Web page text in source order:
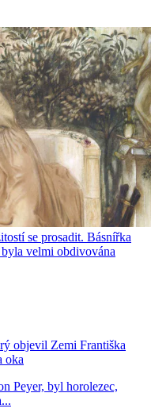
se prosadit. Básnířka
velmi obdivována
objevil Zemi Františka
oka
Peyer, byl horolezec,